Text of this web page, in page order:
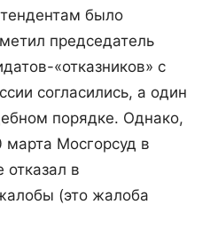
было
председатель
«отказников» с
согласились, а один
порядке. Однако,
Мосгорсуд в
отказал в
(это жалоба